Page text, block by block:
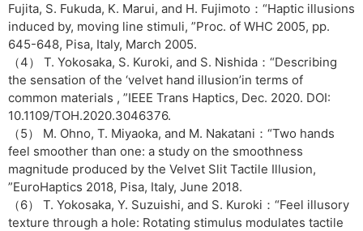
Fujita, S. Fukuda, K. Marui, and H. Fujimoto：“Haptic illusions
induced by, moving line stimuli, ”Proc. of WHC 2005, pp.
645-648, Pisa, Italy, March 2005.
（4） T. Yokosaka, S. Kuroki, and S. Nishida：“Describing
the sensation of the ‘velvet hand illusion’in terms of
common materials , ”IEEE Trans Haptics, Dec. 2020. DOI:
10.1109/TOH.2020.3046376.
（5） M. Ohno, T. Miyaoka, and M. Nakatani：“Two hands
feel smoother than one: a study on the smoothness
magnitude produced by the Velvet Slit Tactile Illusion,
”EuroHaptics 2018, Pisa, Italy, June 2018.
（6） T. Yokosaka, Y. Suzuishi, and S. Kuroki：“Feel illusory
texture through a hole: Rotating stimulus modulates tactile